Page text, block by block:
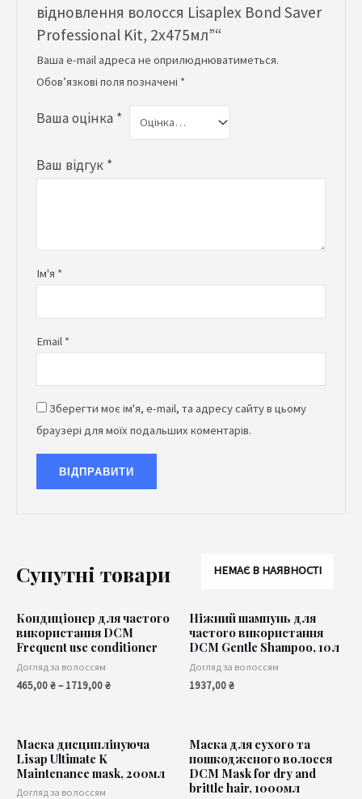
відновлення волосся Lisaplex Bond Saver
Professional Kit, 2х475мл”“
Ваша e-mail адреса не оприлюднюватиметься.
Обов’язкові поля позначені *
Ваша оцінка *
Ваш відгук *
Ім'я *
Email *
Зберегти моє ім'я, e-mail, та адресу сайту в цьому
браузері для моїх подальших коментарів.
Супутні товари
Кондиціонер для частого
використання DCM
Frequent use conditioner
Догляд за волоссям
465,00₴–1719,00₴
НЕМАЄ В НАЯВНОСТІ
Ніжний шампунь для
частого використання
DCM Gentle Shampoo, 10л
Догляд за волоссям
1937,00₴
Маска дисциплінуюча
Lisap Ultimate K
Maintenance mask, 200мл
Догляд за волоссям
Маска для сухого та
пошкодженого волосся
DCM Mask for dry and
brittle hair, 1000мл